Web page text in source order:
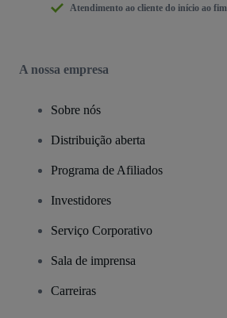
Atendimento ao cliente do início ao fim
A nossa empresa
Sobre nós
Distribuição aberta
Programa de Afiliados
Investidores
Serviço Corporativo
Sala de imprensa
Carreiras